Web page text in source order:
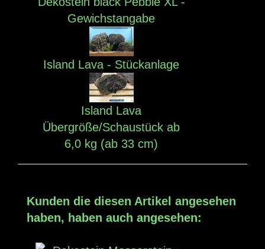
Gewichstangabe
Island Lava - Stückanlage
Island Lava
Übergröße/Schaustück ab
6,0 kg (ab 33 cm)
Kunden die diesen Artikel angesehen
haben, haben auch angesehen: